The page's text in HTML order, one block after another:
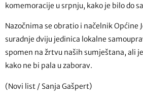
komemoracije u srpnju, kako je bilo do
Nazočnima se obratio i načelnik
suradnje dviju jedinica lokalne
spomen na žrtvu naših sumještana, ali
kako ne bi pala u zaborav.
(Novi list / Sanja Gašpert)